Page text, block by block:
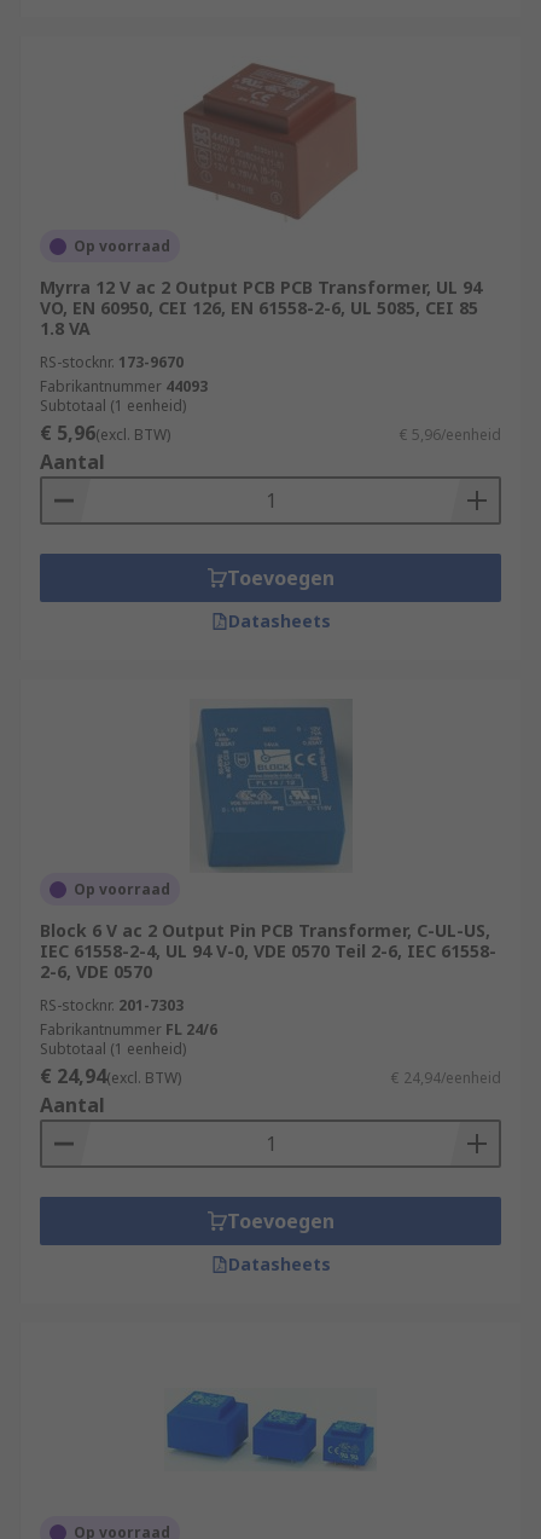
Op voorraad
Myrra 12 V ac 2 Output PCB PCB Transformer, UL 94
VO, EN 60950, CEI 126, EN 61558-2-6, UL 5085, CEI 85
1.8 VA
RS-stocknr. 173-9670
Fabrikantnummer 44093
Subtotaal (1 eenheid)
€ 5,96(excl. BTW) € 5,96/eenheid
Aantal
Toevoegen
Datasheets
Op voorraad
Block 6 V ac 2 Output Pin PCB Transformer, C-UL-US,
IEC 61558-2-4, UL 94 V-0, VDE 0570 Teil 2-6, IEC 61558-
2-6, VDE 0570
RS-stocknr. 201-7303
Fabrikantnummer FL 24/6
Subtotaal (1 eenheid)
€ 24,94(excl. BTW) € 24,94/eenheid
Aantal
Toevoegen
Datasheets
Op voorraad